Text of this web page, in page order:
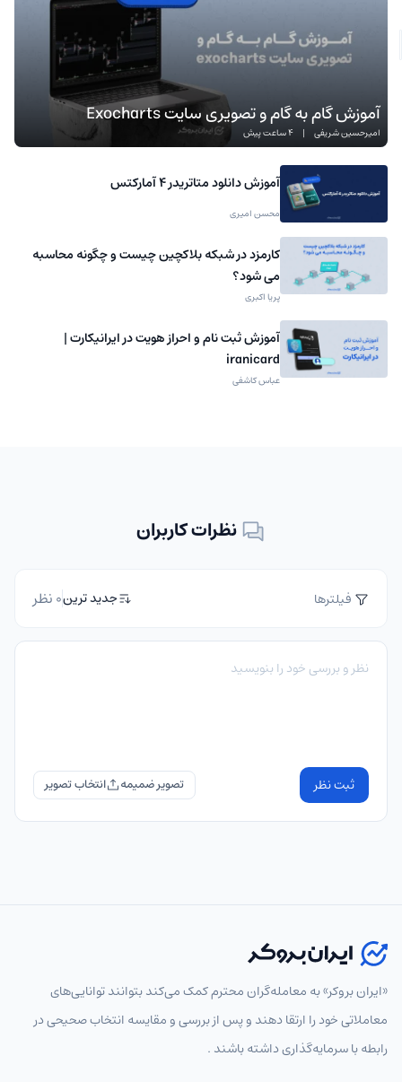
آموزش گام به گام و تصویری سایت Exocharts
امیرحسین شریفی | 4 ساعت پیش
آموزش دانلود متاتریدر 4 آمارکتس
محسن امیری
کارمزد در شبکه بلاکچین چیست و چگونه محاسبه
می شود؟
پریا اکبری
آموزش ثبت نام و احراز هویت در ایرانیکارت |
iranicard
عباس کاشفی
نظرات کاربران
فیلترها جدید ترین0 نظر
ثبت نظر تصویر ضمیمه
«ایران بروکر» به معامله‌گران محترم کمک می‌کند بتوانند توانایی‌های
معاملاتی خود را ارتقا دهند و پس از بررسی و مقایسه انتخاب‌ صحیحی در
رابطه با سرمایه‌گذاری داشته باشند .